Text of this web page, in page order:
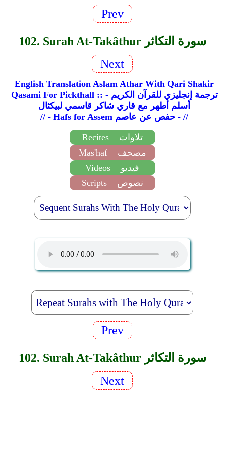
Prev
102. Surah At-Takâthur سورة التكاثر
Next
English Translation Aslam Athar With Qari Shakir
Qasami For Pickthall :: ترجمة إنجليزي للقرآن الكريم -
أسلم أطهر مع قاري شاكر قاسمي لبيكثال
// - Hafs for Assem حفص عن عاصم - //
Recites
تلاوات
Mas'haf
مصحف
Videos
فيديو
Scripts
نصوص
Prev
102. Surah At-Takâthur سورة التكاثر
Next